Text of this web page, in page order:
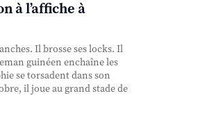
à l’affiche à
Il brosse ses locks. Il
guinéen enchaîne les
se torsadent dans son
il joue au grand stade de